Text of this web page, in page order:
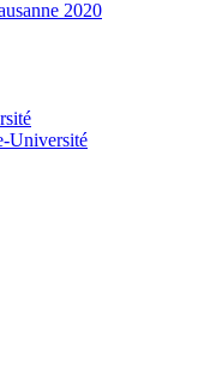
2020
Université